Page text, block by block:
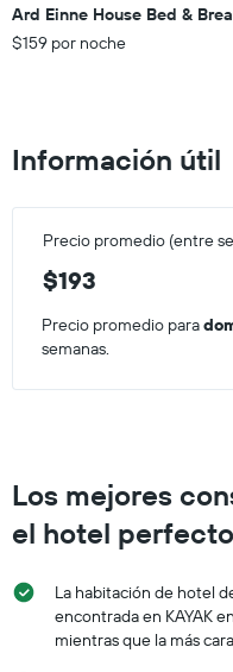
Ard Einne House Bed &
$159 por noche
Información útil
Precio promedio (entre
$193
Precio promedio para
semanas.
Los mejores
el hotel
La habitación de hotel
encontrada en KAYAK
mientras que la más